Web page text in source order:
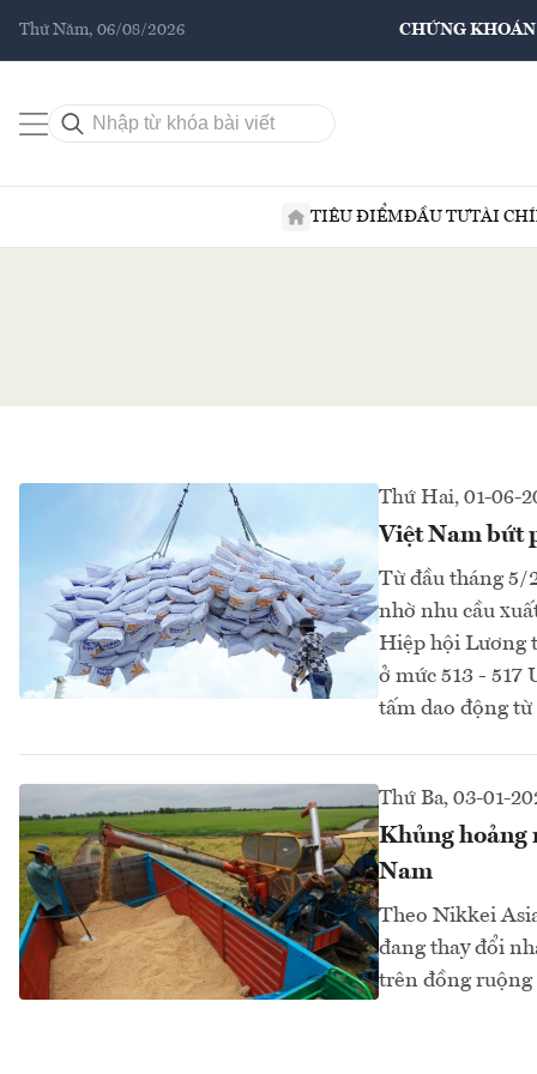
Thứ Năm, 06/08/2026 CHỨNG KHOÁN
TIÊU ĐIỂMĐẦU TƯTÀI
Thứ Hai, 01-06-
Việt Nam bứt
Từ đầu tháng 5/
nhờ nhu cầu
Hiệp hội Lương
ở mức 513 -
tấm dao động
Thứ Ba, 03-01-
Khủng hoảng
Nam
Theo Nikkei
đang thay đổi
trên đồng ruộng